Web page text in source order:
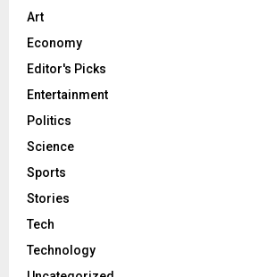
Art
Economy
Editor's Picks
Entertainment
Politics
Science
Sports
Stories
Tech
Technology